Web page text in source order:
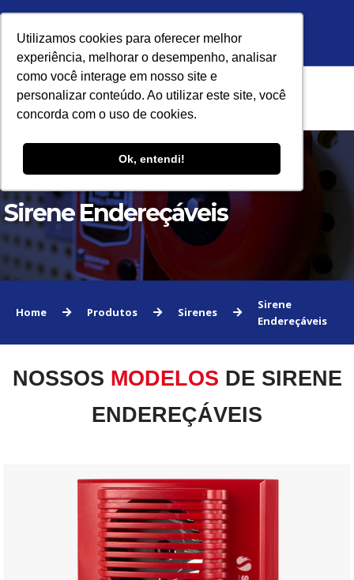
Utilizamos cookies para oferecer melhor
experiência, melhorar o desempenho, analisar
como você interage em nosso site e
personalizar conteúdo. Ao utilizar este site, você
concorda com o uso de cookies.
Ok, entendi!
Utilizamos cookies para oferecer melhor
experiência, melhorar o desempenho, analisar
como você interage em nosso site e
personalizar conteúdo. Ao utilizar este site, você
concorda com o uso de cookies.
Ok, entendi!
HOME
TRAJETÓRIA SKYFIRE
PRODUTOS
SUPORTE
TREINAMENTO
Home Sirene Endereçáveis
Sirene Endereçáveis
Home Produtos Sirenes
Sirene
Endereçáveis
NOSSOS MODELOS DE SIRENE
ENDEREÇÁVEIS